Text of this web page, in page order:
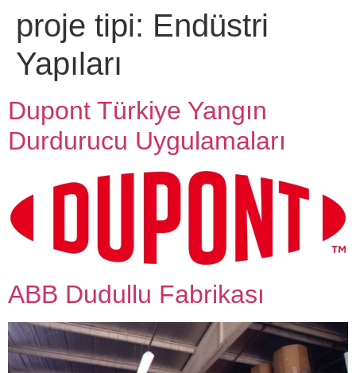
proje tipi: Endüstri
Yapıları
Dupont Türkiye Yangın
Durdurucu Uygulamaları
ABB Dudullu Fabrikası